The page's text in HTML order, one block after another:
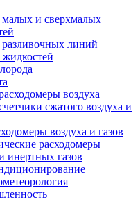
малых и сверхмалых
линий
воздуха
сжатого воздуха и
воздуха и газов
расходомеры
инертных газов